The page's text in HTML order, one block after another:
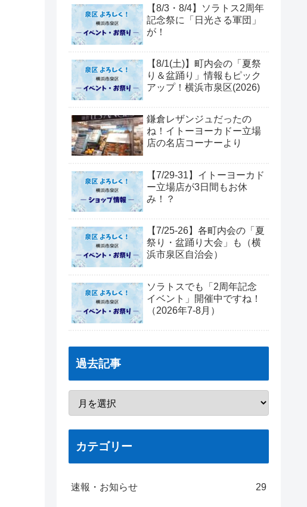
【8/3・8/4】ソラトス2周年
記念祭に「日光さる軍団」
が！
【8/1(土)】町内会の「夏祭
り＆盆踊り」情報もピック
アップ！横浜市泉区(2026)
鎌倉レザンジュだったの
ね！イトーヨーカドー立場
店の名店コーナーより
【7/29-31】イトーヨーカド
ー立場店が3日間もお休
み！？
【7/25-26】各町内会の「夏
祭り・盆踊り大会」も（横
浜市泉区自治会）
ソラトスでも「2周年記念
イベント」開催中ですね！
（2026年7-8月）
過去記事
カテゴリー
速報・お知らせ 29